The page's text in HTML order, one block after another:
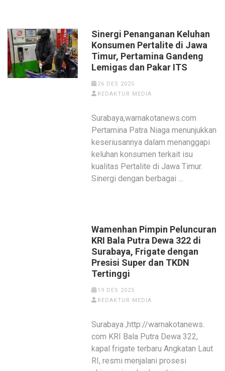
Sinergi Penanganan Keluhan
Konsumen Pertalite di Jawa
Timur, Pertamina Gandeng
Lemigas dan Pakar ITS
26 DES 2025
REDAKTUR MEDIA
Surabaya,warnakotanews.com
Pertamina Patra Niaga menunjukkan
keseriusannya dalam menanggapi
keluhan konsumen terkait isu
kualitas Pertalite di Jawa Timur.
Sinergi dengan berbagai …
Wamenhan Pimpin Peluncuran
KRI Bala Putra Dewa 322 di
Surabaya, Frigate dengan
Presisi Super dan TKDN
Tertinggi
19 DES 2025
REDAKTUR MEDIA
Surabaya ,http://warnakotanews.
com KRI Bala Putra Dewa 322,
kapal frigate terbaru Angkatan Laut
RI, resmi menjalani prosesi